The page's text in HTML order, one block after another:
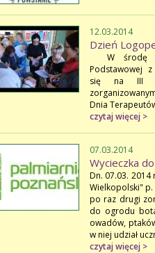
12.03.2014
Dzień
W środę
Podstawowej z
się na III
Dnia
czytaj więcej >
07.03.2014
Wycieczka
Dn. 07.03. 2014
Wielkopolski"
po raz drugi
do ogrodu
owadów,
w niej udział
czytaj więcej >